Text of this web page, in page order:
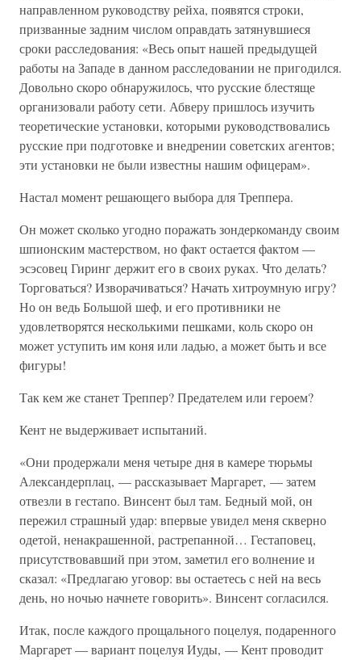
направленном руководству рейха, появятся строки,
призванные задним числом оправдать затянувшиеся
сроки расследования: «Весь опыт нашей предыдущей
работы на Западе в данном расследовании не пригодился.
Довольно скоро обнаружилось, что русские блестяще
организовали работу сети. Абверу пришлось изучить
теоретические установки, которыми руководствовались
русские при подготовке и внедрении советских агентов;
эти установки не были известны нашим офицерам».
Настал момент решающего выбора для Треппера.
Он может сколько угодно поражать зондеркоманду своим
шпионским мастерством, но факт остается фактом —
эсэсовец Гиринг держит его в своих руках. Что делать?
Торговаться? Изворачиваться? Начать хитроумную игру?
Но он ведь Большой шеф, и его противники не
удовлетворятся несколькими пешками, коль скоро он
может уступить им коня или ладью, а может быть и все
фигуры!
Так кем же станет Треппер? Предателем или героем?
Кент не выдерживает испытаний.
«Они продержали меня четыре дня в камере тюрьмы
Александерплац, — рассказывает Маргарет, — затем
отвезли в гестапо. Винсент был там. Бедный мой, он
пережил страшный удар: впервые увидел меня скверно
одетой, ненакрашенной, растрепанной… Гестаповец,
присутствовавший при этом, заметил его волнение и
сказал: «Предлагаю уговор: вы остаетесь с ней на весь
день, но ночью начнете говорить». Винсент согласился.
Итак, после каждого прощального поцелуя, подаренного
Маргарет — вариант поцелуя Иуды, — Кент проводит